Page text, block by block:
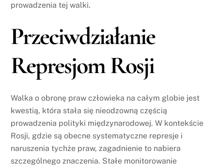
prowadzenia tej walki.
Przeciwdziałanie
Represjom Rosji
Walka o obronę praw człowieka na całym globie jest
kwestią, która stała się nieodzowną częścią
prowadzenia polityki międzynarodowej. W kontekście
Rosji, gdzie są obecne systematyczne represje i
naruszenia tychże praw, zagadnienie to nabiera
szczególnego znaczenia. Stałe monitorowanie